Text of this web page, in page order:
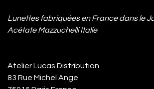
Lunettes fabriquées en France dans le
Acétate Mazzuchelli Italie
Atelier Lucas Distribution
83 Rue Michel Ange